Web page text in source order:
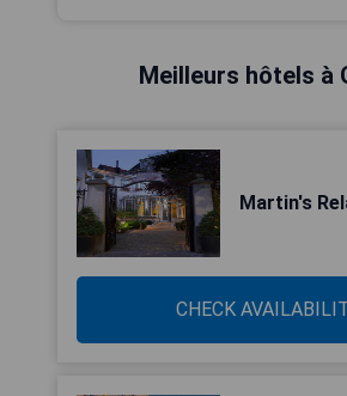
Meilleurs hôtels à
Martin's
CHECK